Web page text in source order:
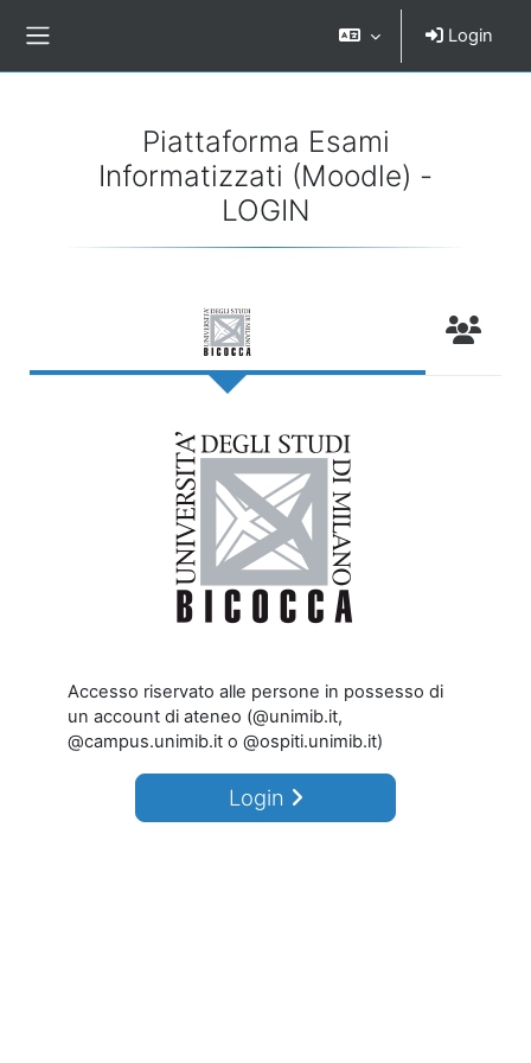
Login
Piattaforma Esami
Informatizzati (Moodle) -
LOGIN
Accesso riservato alle persone in possesso di
un account di ateneo (@unimib.it,
@campus.unimib.it o @ospiti.unimib.it)
Login